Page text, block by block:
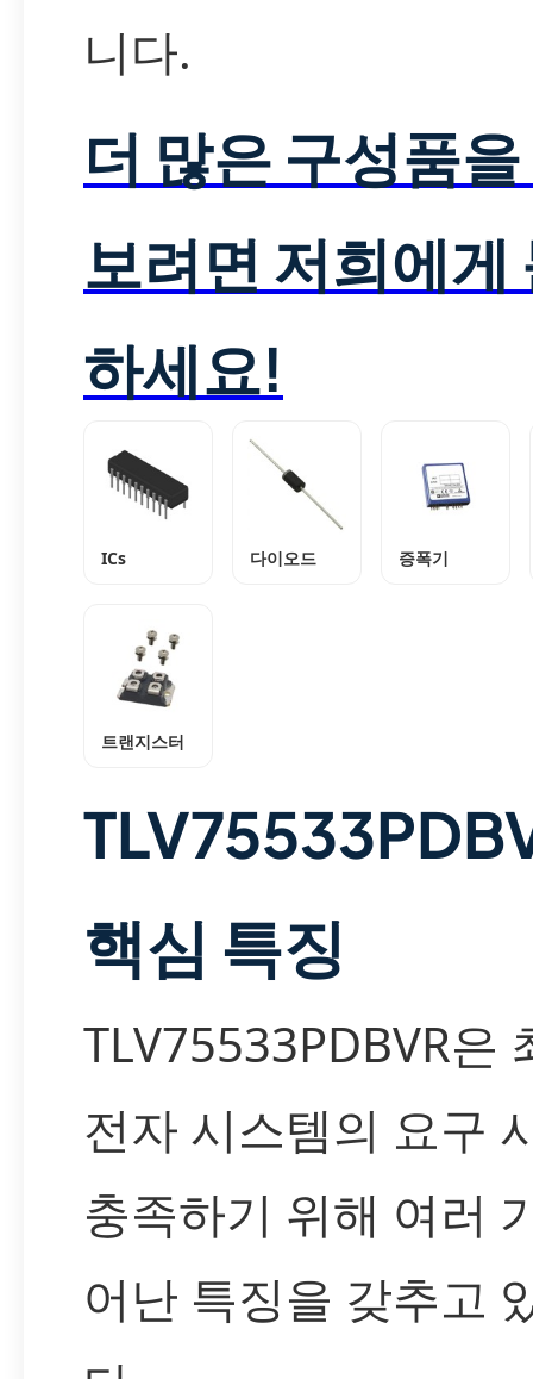
니다.
더 많은 구성품
보려면 저희에게
하세요!
ICs 다이오드 증폭기
트랜지스터
핵심 특징
TLV75533PDBVR은
전자 시스템의 요구
충족하기 위해 여러
어난 특징을 갖추고